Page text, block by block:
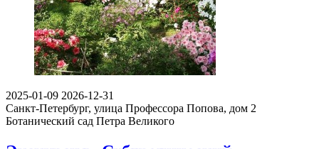
2025-01-09 2026-12-31
Санкт-Петербург, улица Профессора Попова, дом 2
Ботанический сад Петра Великого